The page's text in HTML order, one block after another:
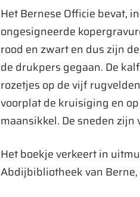
Het Bernese Officie bevat,
ongesigneerde
rood en zwart en dus zijn
de drukpers gegaan. De
rozetjes op de vijf
voorplat de kruisiging en
maansikkel. De sneden zijn
Het boekje verkeert in
Abdijbibliotheek van